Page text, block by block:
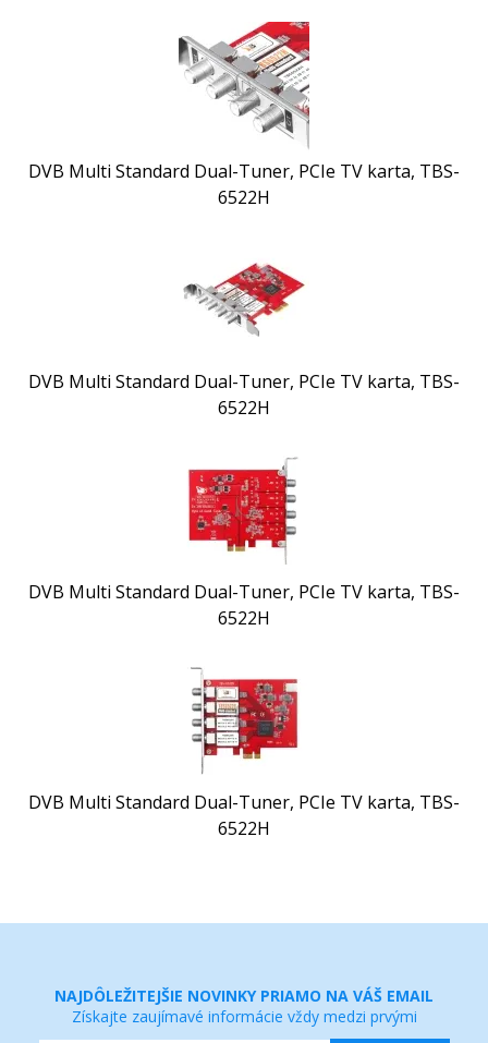
DVB Multi Standard Dual-Tuner, PCIe TV karta, TBS-
6522H
DVB Multi Standard Dual-Tuner, PCIe TV karta, TBS-
6522H
DVB Multi Standard Dual-Tuner, PCIe TV karta, TBS-
6522H
DVB Multi Standard Dual-Tuner, PCIe TV karta, TBS-
6522H
NAJDÔLEŽITEJŠIE NOVINKY PRIAMO NA VÁŠ EMAIL
Získajte zaujímavé informácie vždy medzi prvými